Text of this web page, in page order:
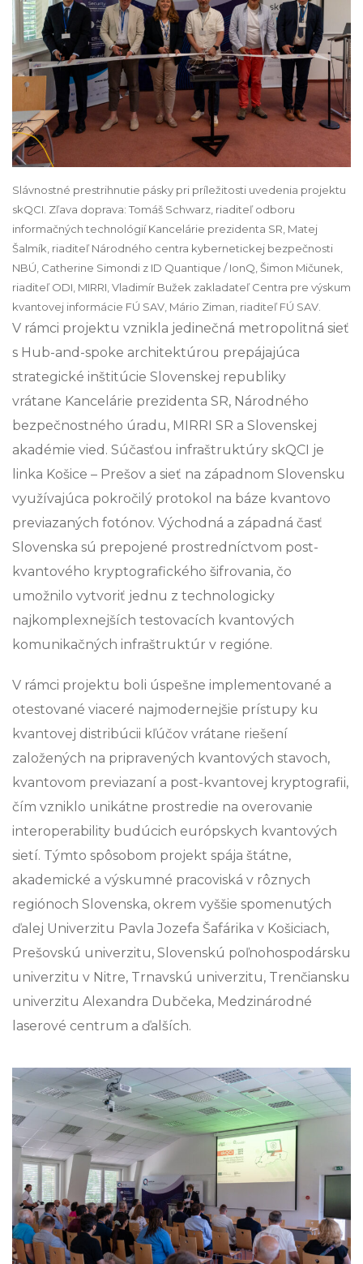
Slávnostné prestrihnutie pásky pri príležitosti uvedenia projektu
skQCI. Zľava doprava: Tomáš Schwarz, riaditeľ odboru
informačných technológií Kancelárie prezidenta SR, Matej
Šalmík, riaditeľ Národného centra kybernetickej bezpečnosti
NBÚ, Catherine Simondi z ID Quantique / IonQ, Šimon Mičunek,
riaditeľ ODI, MIRRI, Vladimír Bužek zakladateľ Centra pre výskum
kvantovej informácie FÚ SAV, Mário Ziman, riaditeľ FÚ SAV.
V rámci projektu vznikla jedinečná metropolitná sieť
s Hub-and-spoke architektúrou prepájajúca
strategické inštitúcie Slovenskej republiky
vrátane Kancelárie prezidenta SR, Národného
bezpečnostného úradu, MIRRI SR a Slovenskej
akadémie vied. Súčasťou infraštruktúry skQCI je
linka Košice – Prešov a sieť na západnom Slovensku
využívajúca pokročilý protokol na báze kvantovo
previazaných fotónov. Východná a západná časť
Slovenska sú prepojené prostredníctvom post-
kvantového kryptografického šifrovania, čo
umožnilo vytvoriť jednu z technologicky
najkomplexnejších testovacích kvantových
komunikačných infraštruktúr v regióne.
V rámci projektu boli úspešne implementované a
otestované viaceré najmodernejšie prístupy ku
kvantovej distribúcii kľúčov vrátane riešení
založených na pripravených kvantových stavoch,
kvantovom previazaní a post-kvantovej kryptografii,
čím vzniklo unikátne prostredie na overovanie
interoperability budúcich európskych kvantových
sietí. Týmto spôsobom projekt spája štátne,
akademické a výskumné pracoviská v rôznych
regiónoch Slovenska, okrem vyššie spomenutých
ďalej Univerzitu Pavla Jozefa Šafárika v Košiciach,
Prešovskú univerzitu, Slovenskú poľnohospodársku
univerzitu v Nitre, Trnavskú univerzitu, Trenčiansku
univerzitu Alexandra Dubčeka, Medzinárodné
laserové centrum a ďalších.